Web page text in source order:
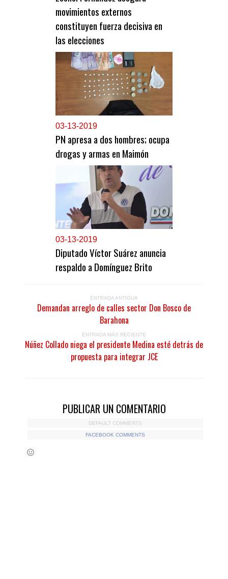
movimientos externos
constituyen fuerza decisiva en
las elecciones
03-13-2019
PN apresa a dos hombres; ocupa
drogas y armas en Maimón
03-13-2019
Diputado Víctor Suárez anuncia
respaldo a Domínguez Brito
ENTRADA ANTIGUA
Demandan arreglo de calles sector Don Bosco de
Barahona
ENTRADA MÁS RECIENTE
Núñez Collado niega el presidente Medina esté detrás de
propuesta para integrar JCE
PUBLICAR UN COMENTARIO
DEFAULT COMMENTS
FACEBOOK COMMENTS